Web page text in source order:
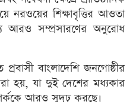
নরওয়ের শিক্ষাবৃত্তির আওতা
আরও সম্প্রসারণের অনুরোধ
বাংলাদেশি জনগোষ্ঠীর
হয়, যা দুই দেশের মধ্যকার
আরও সুদৃঢ় করছে।